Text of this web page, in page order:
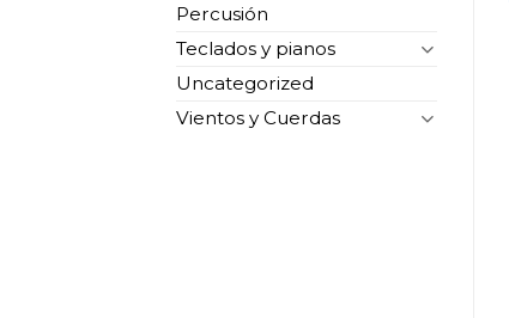
Percusión
Teclados y pianos
Uncategorized
Vientos y Cuerdas